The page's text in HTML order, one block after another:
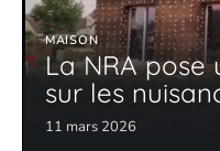
MAISON
La NRA
sur les
11 mars 2026